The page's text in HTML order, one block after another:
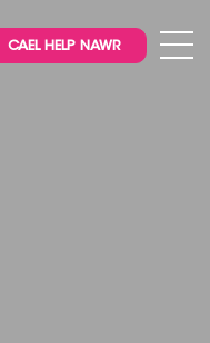
CAEL HELP NAWR